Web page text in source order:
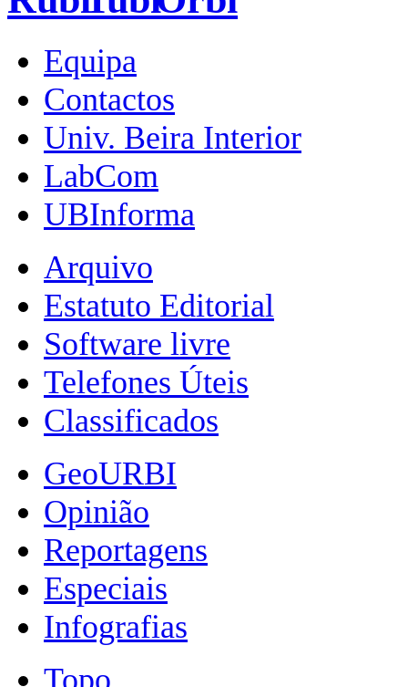
Equipa
Contactos
Univ. Beira Interior
LabCom
UBInforma
Arquivo
Estatuto Editorial
Software livre
Telefones Úteis
Classificados
GeoURBI
Opinião
Reportagens
Especiais
Infografias
Topo